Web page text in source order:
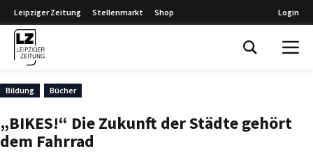
Leipziger Zeitung Stellenmarkt Shop Login
Bildung Bücher
„BIKES!“ Die Zukunft der Städte gehört
dem Fahrrad